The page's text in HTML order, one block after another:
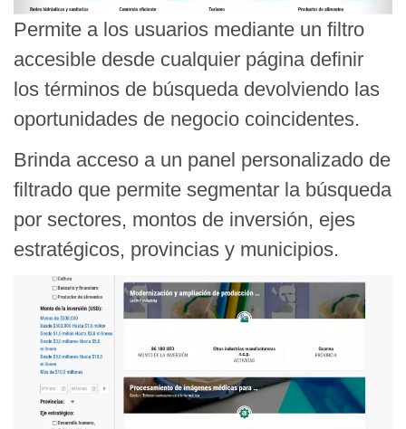
Permite a los usuarios mediante un filtro
accesible desde cualquier página definir
los términos de búsqueda devolviendo las
oportunidades de negocio coincidentes.
Brinda acceso a un panel personalizado de
filtrado que permite segmentar la búsqueda
por sectores, montos de inversión, ejes
estratégicos, provincias y municipios.